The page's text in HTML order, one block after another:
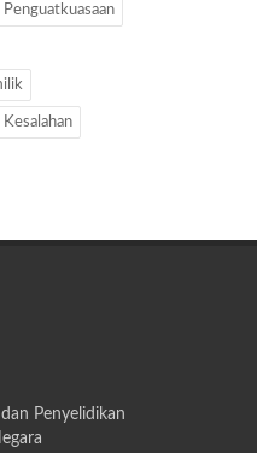
Penguatkuasaan
Kesalahan
Penyelidikan